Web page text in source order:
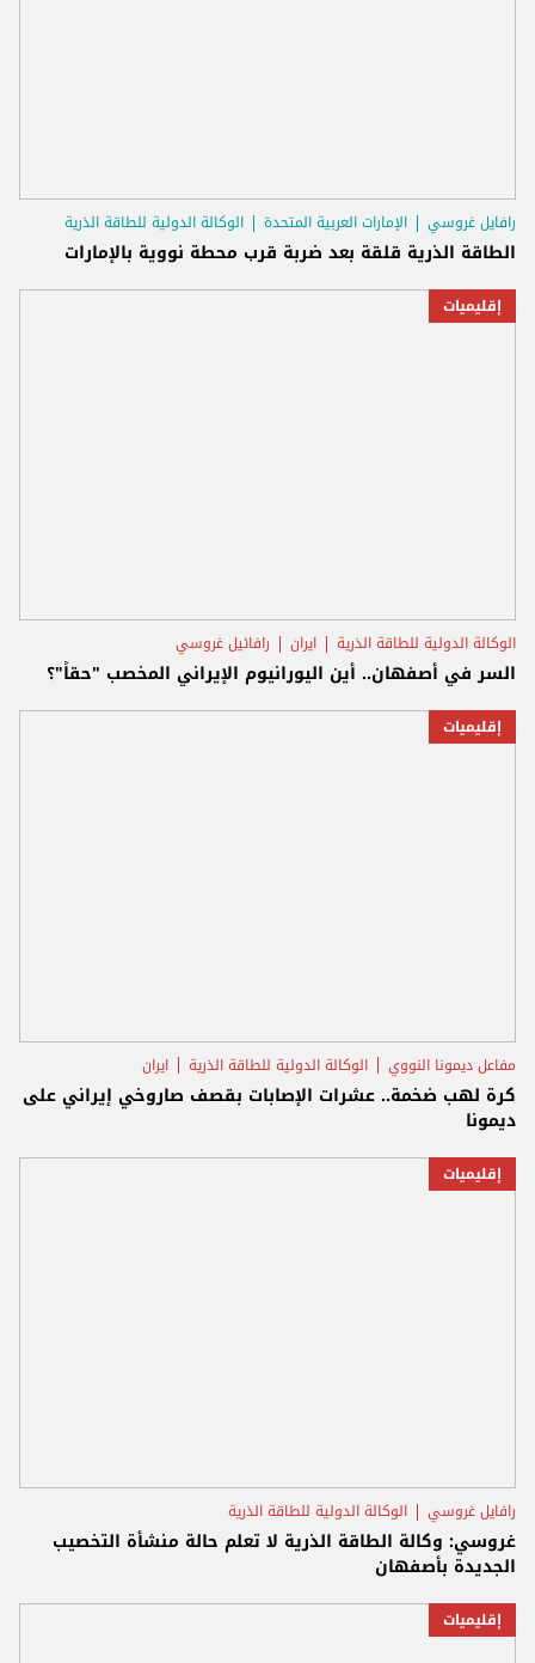
رافايل غروسي الإمارات العربية المتحدة الوكالة الدولية للطاقة الذرية
الطاقة الذرية قلقة بعد ضربة قرب محطة نووية بالإمارات
إقليميات
الوكالة الدولية للطاقة الذرية ايران رافائيل غروسي
السر في أصفهان.. أين اليورانيوم الإيراني المخصب "حقاً"؟
إقليميات
مفاعل ديمونا النووي الوكالة الدولية للطاقة الذرية ايران
كرة لهب ضخمة.. عشرات الإصابات بقصف صاروخي إيراني على
ديمونا
إقليميات
رافايل غروسي الوكالة الدولية للطاقة الذرية
غروسي: وكالة الطاقة الذرية لا تعلم حالة منشأة التخصيب
الجديدة بأصفهان
إقليميات